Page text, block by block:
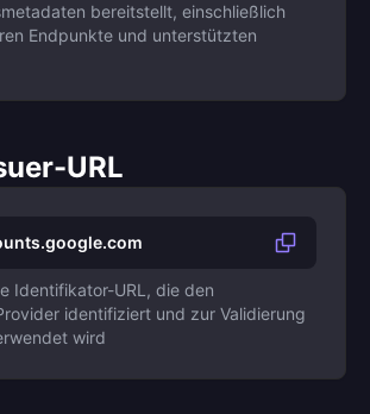
bereitstellt, einschließlich
Endpunkte und unterstützten
URL
Identifikator-URL, die den
identifiziert und zur Validierung
wird